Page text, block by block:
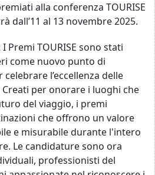
alla conferenza TOURISE
dall’11 al 13 novembre 2025.
Premi TOURISE sono stati
come nuovo punto di
l’eccellenza delle
per onorare i luoghi che
del viaggio, i premi
che offrono un valore
e misurabile durante l'intero
Le candidature sono ora
professionisti del